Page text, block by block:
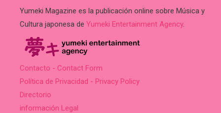
Yumeki Magazine es la publicación online sobre Música y
Cultura japonesa de Yumeki Entertainment Agency.
Contacto - Contact Form
Política de Privacidad - Privacy Policy
Directorio
información Legal